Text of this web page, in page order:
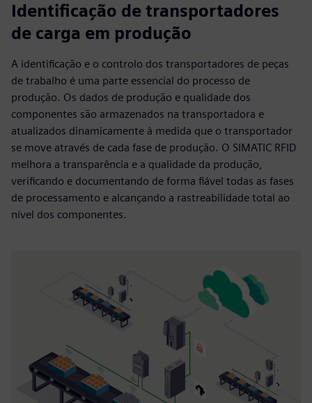
Identificação de transportadores
de carga em produção
A identificação e o controlo dos transportadores de peças
de trabalho é uma parte essencial do processo de
produção. Os dados de produção e qualidade dos
componentes são armazenados na transportadora e
atualizados dinamicamente à medida que o transportador
se move através de cada fase de produção. O SIMATIC RFID
melhora a transparência e a qualidade da produção,
verificando e documentando de forma fiável todas as fases
de processamento e alcançando a rastreabilidade total ao
nível dos componentes.